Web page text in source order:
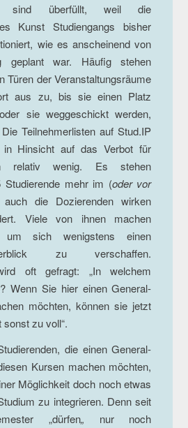
sind überfüllt, weil die
Kunst Studiengangs bisher
wie es anscheinend von
geplant war. Häufig stehen
Türen der Veranstaltungsräume
aus zu, bis sie einen Platz
sie weggeschickt werden,
Teilnehmerlisten auf Stud.IP
Hinsicht auf das Verbot für
relativ wenig. Es stehen
mehr im (oder vor
die Dozierenden wirken
Viele von ihnen machen
um sich wenigstens einen
zu verschaffen.
oft gefragt: „In welchem
Wenn Sie hier einen General-
möchten, können sie jetzt
zu voll“.
die einen General-
Kursen machen möchten,
Möglichkeit doch noch etwas
zu integrieren. Denn seit
„dürfen„ nur noch